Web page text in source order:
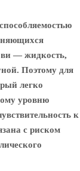
— жидкость,
Поэтому для
легко
уровню
к
с риском